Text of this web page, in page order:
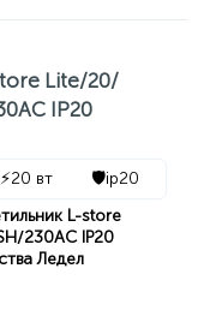
Lite/20/
IP20
⚡20 вт 🛡️ip20
L-store
230AC IP20
Ледел